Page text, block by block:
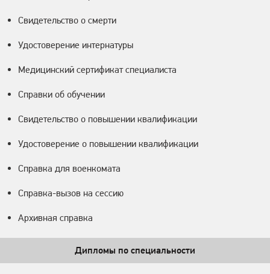
Свидетельство о смерти
Удостоверение интернатуры
Медицинский сертификат специалиста
Справки об обучении
Свидетельство о повышении квалификации
Удостоверение о повышении квалификации
Справка для военкомата
Справка-вызов на сессию
Архивная справка
Дипломы по специальности